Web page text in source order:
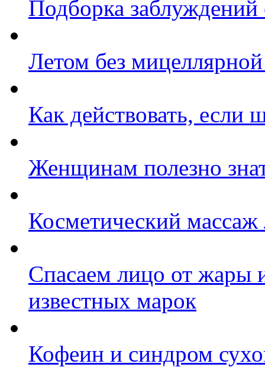
Подборка
Летом без
Как действовать, если
Женщинам полезно
Косметический массаж
Спасаем лицо от жары
известных марок
Кофеин и синдром